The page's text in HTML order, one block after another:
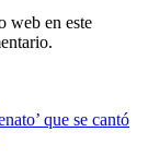
web en este